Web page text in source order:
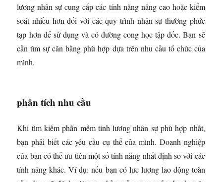
lương nhân sự cung cấp các tính năng nâng cao hoặc kiểm
soát nhiều hơn đối với các quy trình nhân sự thường phức
tạp hơn để sử dụng và có đường cong học tập dốc. Bạn sẽ
cần tìm sự cân bằng phù hợp dựa trên nhu cầu tổ chức của
mình.
phân tích nhu cầu
Khi tìm kiếm phần mềm tính lương nhân sự phù hợp nhất,
bạn phải biết các yêu cầu cụ thể của mình. Doanh nghiệp
của bạn có thể ưu tiên một số tính năng nhất định so với các
tính năng khác. Ví dụ: nếu bạn có lực lượng lao động toàn